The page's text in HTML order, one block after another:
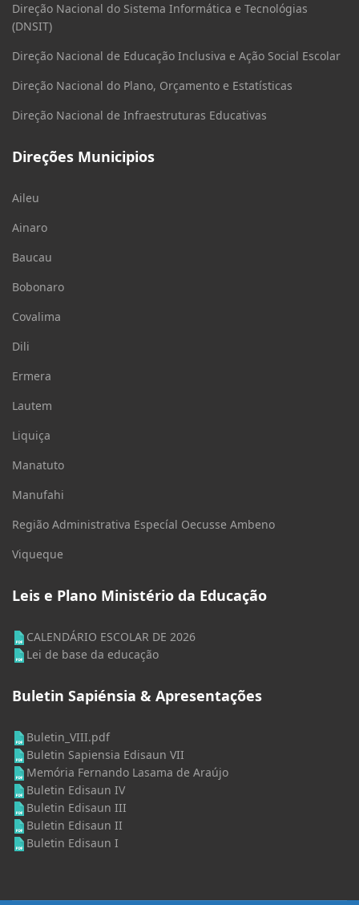
Direção Nacional do Sistema Informática e Tecnológias
(DNSIT)
Direção Nacional de Educação Inclusiva e Ação Social Escolar
Direção Nacional do Plano, Orçamento e Estatísticas
Direção Nacional de Infraestruturas Educativas
Direções Municipios
Aileu
Ainaro
Baucau
Bobonaro
Covalima
Dili
Ermera
Lautem
Liquiça
Manatuto
Manufahi
Região Administrativa Especíal Oecusse Ambeno
Viqueque
Leis e Plano Ministério da Educação
CALENDÁRIO ESCOLAR DE 2026
Lei de base da educação
Buletin Sapiénsia & Apresentações
Buletin_VIII.pdf
Buletin Sapiensia Edisaun VII
Memória Fernando Lasama de Araújo
Buletin Edisaun IV
Buletin Edisaun III
Buletin Edisaun II
Buletin Edisaun I